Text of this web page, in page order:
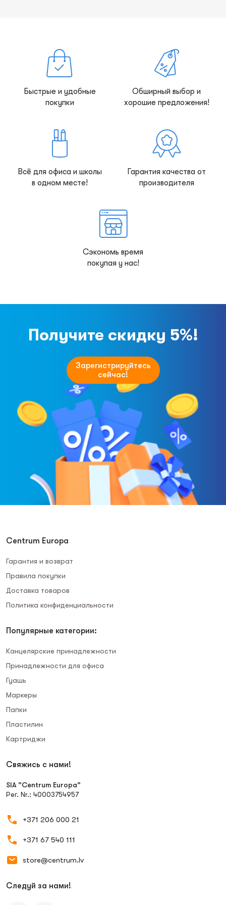
Быстрые и удобные
покупки
Обширный выбор и
хорошие предложения!
Всё для офиса и школы
в одном месте!
Гарантия качества от
производителя
Сэкономь время
покупая у нас!
Получите скидку 5%!
Зарегистрируйтесь
сейчас!
Centrum Europa
Гарантия и возврат
Правила покупки
Доставка товаров
Политика конфиденциальности
Популярные категории:
Канцелярские принадлежности
Принадлежности для офиса
Гуашь
Маркеры
Папки
Пластилин
Картриджи
Свяжись с нами!
SIA "Centrum Europa"
Рег. Nr.: 40003754957
+371 206 000 21
+371 67 540 111
store@centrum.lv
Следуй за нами!